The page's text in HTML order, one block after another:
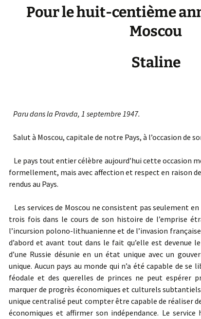
Pour le huit-centième
Moscou
Staline
Paru dans la Pravda, 1 septembre 1947.
Salut à Moscou, capitale de notre Pays, à l’occasion de
Le pays tout entier célèbre aujourd’hui cette occasion
formellement, mais avec affection et respect en raison
rendus au Pays.
Les services de Moscou ne consistent pas seulement
trois fois dans le cours de son histoire de l’emprise
l’incursion polono-lithuanienne et de l’invasion
d’abord et avant tout dans le fait qu’elle est devenue
d’une Russie désunie en un état unique avec un
unique. Aucun pays au monde qui n’a été capable de se
féodale et des querelles de princes ne peut espérer
marquer de progrès économiques et culturels
unique centralisé peut compter être capable de réaliser
économiques et affirmer son indépendance. Le service